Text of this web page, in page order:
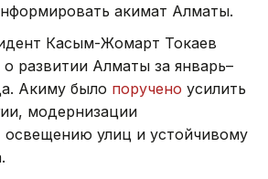
акимат Алматы.
Касым-Жомарт Токаев
развитии Алматы за январь–
Акиму было поручено усилить
модернизации
освещению улиц и устойчивому